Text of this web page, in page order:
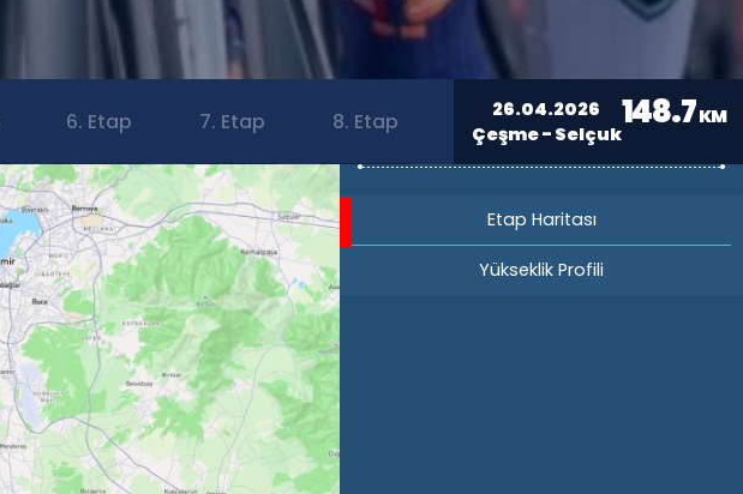
6. Etap 7. Etap 8. Etap
26.04.2026
Çeşme - Selçuk
148.7KM
Etap Haritası
Yükseklik Profili